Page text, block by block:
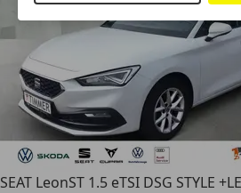
SEAT LeonST 1.5 eTSI DSG STYLE